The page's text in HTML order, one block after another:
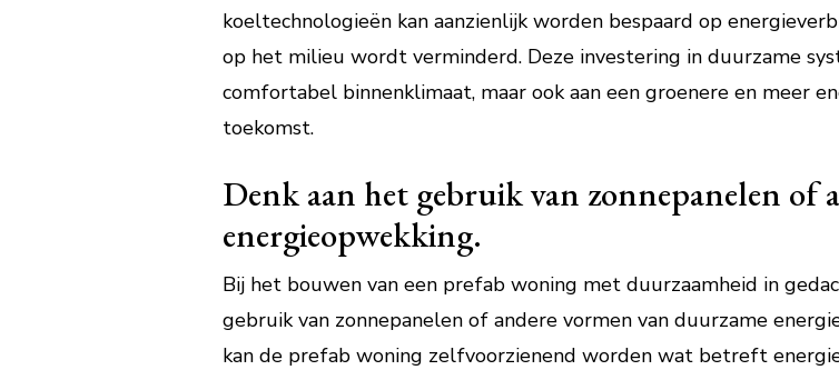
koeltechnologieën kan aanzienlijk worden bespaard op
op het milieu wordt verminderd. Deze investering in duurzame
comfortabel binnenklimaat, maar ook aan een groenere en meer
toekomst.
Denk aan het gebruik van zonnepanelen of
energieopwekking.
Bij het bouwen van een prefab woning met duurzaamheid in
gebruik van zonnepanelen of andere vormen van duurzame
kan de prefab woning zelfvoorzienend worden wat betreft